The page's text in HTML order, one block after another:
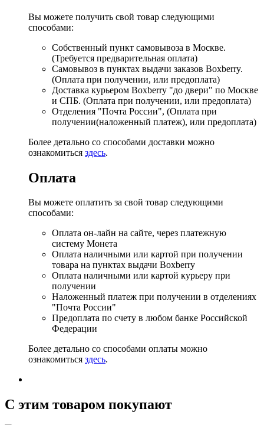
Вы можете получить свой товар следующими
способами:
Собственный пункт самовывоза в Москве.
(Требуется предварительная оплата)
Самовывоз в пунктах выдачи заказов Boxberry.
(Оплата при получении, или предоплата)
Доставка курьером Boxberry "до двери" по Москве
и СПБ. (Оплата при получении, или предоплата)
Отделения "Почта России", (Оплата при
получении(наложенный платеж), или предоплата)
Более детально со способами доставки можно
ознакомиться здесь.
Оплата
Вы можете оплатить за свой товар следующими
способами:
Оплата он-лайн на сайте, через платежную
систему Монета
Оплата наличными или картой при получении
товара на пунктах выдачи Boxberry
Оплата наличными или картой курьеру при
получении
Наложенный платеж при получении в отделениях
"Почта России"
Предоплата по счету в любом банке Российской
Федерации
Более детально со способами оплаты можно
ознакомиться здесь.
C этим товаром покупают